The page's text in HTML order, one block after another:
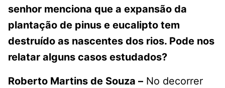
senhor menciona que a expansão da
plantação de pinus e eucalipto tem
destruído as nascentes dos rios. Pode nos
relatar alguns casos estudados?
Roberto Martins de Souza – No decorrer